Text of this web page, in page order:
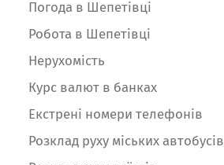
Погода в Шепетівці
Робота в Шепетівці
Нерухомість
Курс валют в банках
Екстрені номери телефонів
Розклад руху міських автобусів